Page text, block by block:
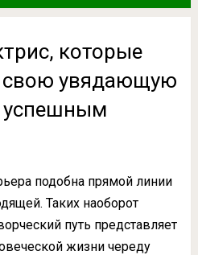
которые
свою увядающую
успешным
подобна прямой линии
Таких наоборот
путь представляет
жизни череду